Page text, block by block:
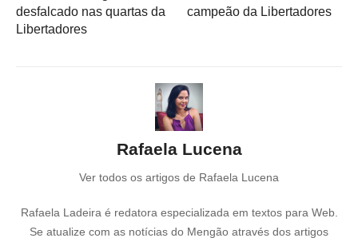
desfalcado nas quartas da
Libertadores
campeão da Libertadores
Rafaela Lucena
Ver todos os artigos de Rafaela Lucena
Rafaela Ladeira é redatora especializada em textos para Web.
Se atualize com as notícias do Mengão através dos artigos